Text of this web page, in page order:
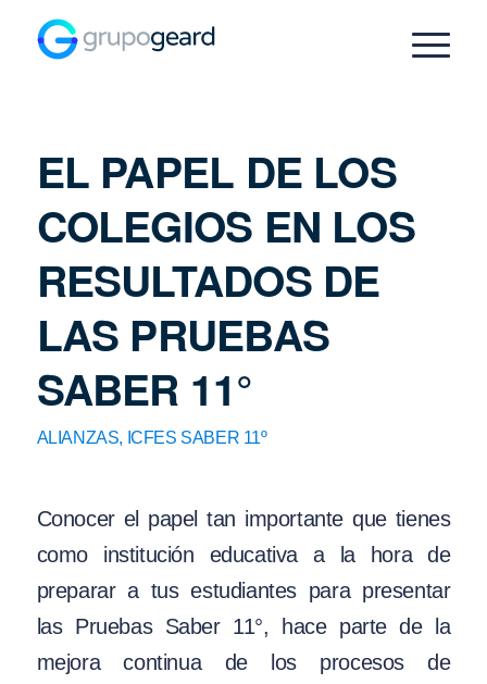
EL PAPEL DE LOS
COLEGIOS EN LOS
RESULTADOS DE
LAS PRUEBAS
SABER 11°
ALIANZAS, ICFES SABER 11º
Conocer el papel tan importante que tienes
como institución educativa a la hora de
preparar a tus estudiantes para presentar
las Pruebas Saber 11°, hace parte de la
mejora continua de los procesos de